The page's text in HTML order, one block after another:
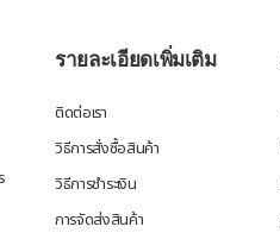
รายละเอียดเพิ่มเติม
ติดต่อเรา
วิธีการสั่งซื้อสินค้า
วิธีการชำระเงิน
การจัดส่งสินค้า